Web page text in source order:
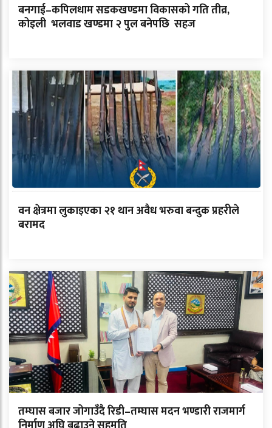
बनगाई–कपिलधाम सडकखण्डमा विकासको गति तीव्र,
कोइली भलवाड खण्डमा २ पुल बनेपछि सहज
वन क्षेत्रमा लुकाइएका २१ थान अवैध भरुवा बन्दुक प्रहरीले
बरामद
तम्घास बजार जोगाउँदै रिडी–तम्घास मदन भण्डारी राजमार्ग